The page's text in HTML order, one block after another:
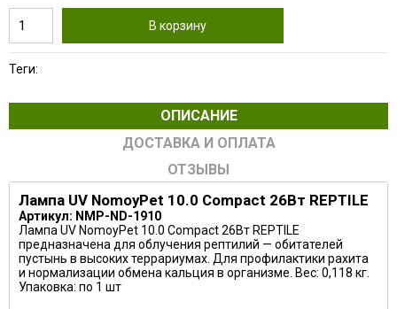
В корзину
Теги:
ОПИСАНИЕ
ДОСТАВКА И ОПЛАТА
ОТЗЫВЫ
Лампа UV NomoyPet 10.0 Compact 26Вт REPTILE
Артикул: NMP-ND-1910
Лампа UV NomoyPet 10.0 Compact 26Вт REPTILE
предназначена для облучения рептилий — обитателей
пустынь в высоких террариумах. Для профилактики рахита
и нормализации обмена кальция в организме. Вес: 0,118 кг.
Упаковка: по 1 шт